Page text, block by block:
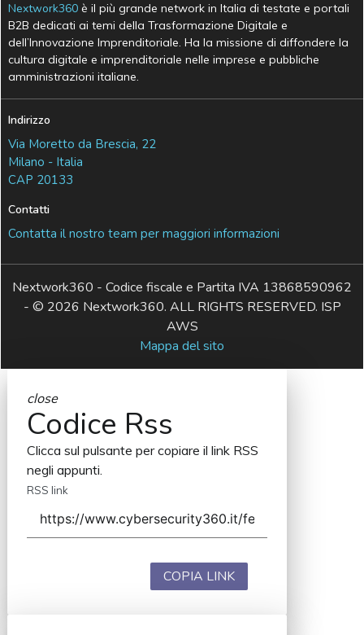
Nextwork360 è il più grande network in Italia di testate e portali
B2B dedicati ai temi della Trasformazione Digitale e
dell’Innovazione Imprenditoriale. Ha la missione di diffondere la
cultura digitale e imprenditoriale nelle imprese e pubbliche
amministrazioni italiane.
Indirizzo
Via Moretto da Brescia, 22
Milano - Italia
CAP 20133
Contatti
Contatta il nostro team per maggiori informazioni
Nextwork360 - Codice fiscale e Partita IVA 13868590962
- © 2026 Nextwork360. ALL RIGHTS RESERVED. ISP
AWS
Mappa del sito
close
Codice Rss
Clicca sul pulsante per copiare il link RSS
negli appunti.
RSS link
COPIA LINK